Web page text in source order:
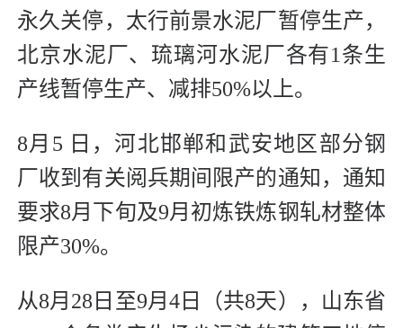
永久关停，太行前景水泥厂暂停生产，
北京水泥厂、琉璃河水泥厂各有1条生
产线暂停生产、减排50%以上。
8月5 日，河北邯郸和武安地区部分钢
厂收到有关阅兵期间限产的通知，通知
要求8月下旬及9月初炼铁炼钢轧材整体
限产30%。
从8月28日至9月4日（共8天），山东省